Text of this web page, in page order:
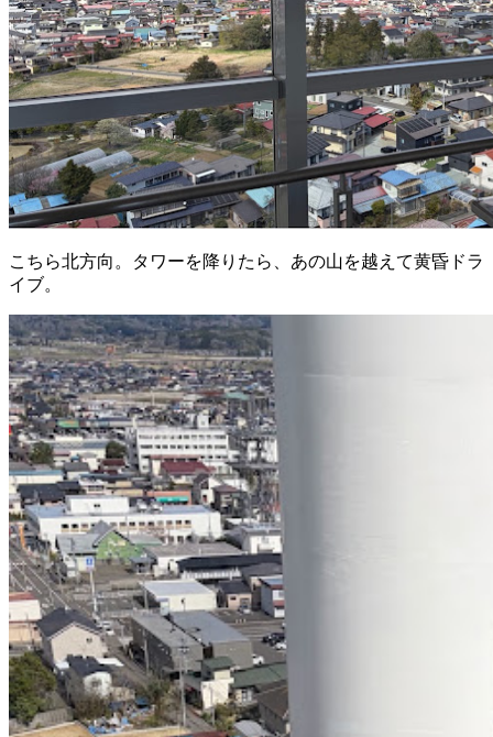
こちら北方向。タワーを降りたら、あの山を越えて黄昏ドラ
イブ。